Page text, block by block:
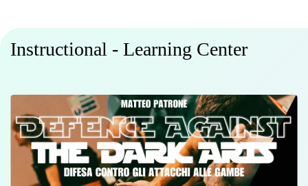
Instructional - Learning Center